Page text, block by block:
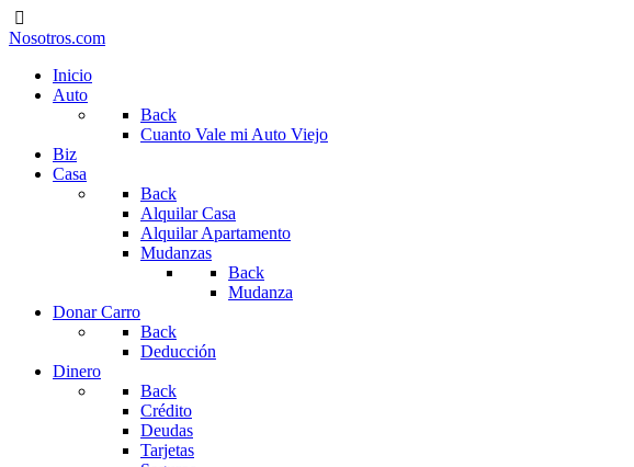
Nosotros.com
Inicio
Auto
Back
Cuanto Vale mi Auto Viejo
Biz
Casa
Back
Alquilar Casa
Alquilar Apartamento
Mudanzas
Back
Mudanza
Donar Carro
Back
Deducción
Dinero
Back
Crédito
Deudas
Tarjetas